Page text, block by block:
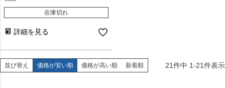
在庫切れ
詳細を見る
並び替え 価格が安い順 価格が高い順 新着順 21件中 1-21件表示